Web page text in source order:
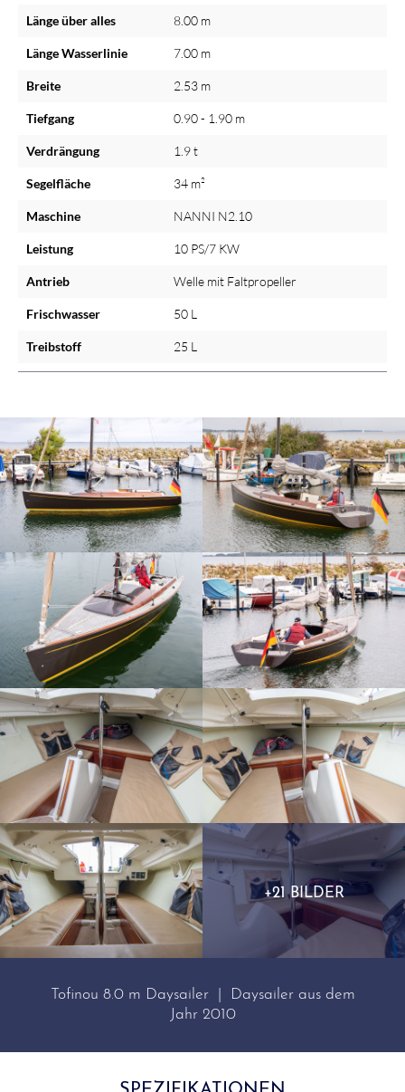
Länge über alles 8.00 m
Länge Wasserlinie 7.00 m
Breite 2.53 m
Tiefgang 0.90 - 1.90 m
Verdrängung 1.9 t
Segelfläche 34 m²
Maschine NANNI N2.10
Leistung 10 PS/7 KW
Antrieb Welle mit Faltpropeller
Frischwasser 50 L
Treibstoff 25 L
+21 BILDER
Tofinou 8.0 m Daysailer | Daysailer aus dem
Jahr 2010